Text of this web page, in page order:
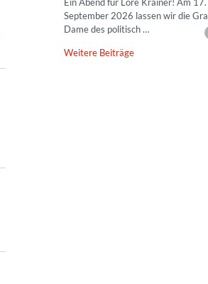
Ein Abend für Lore Krainer! Am 17.
September 2026 lassen wir die
Dame des politisch …
Weitere Beiträge